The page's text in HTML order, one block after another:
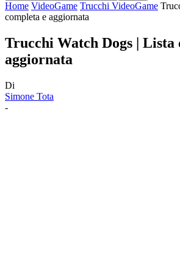
Home VideoGame Trucchi VideoGame
completa e aggiornata
Trucchi Watch Dogs | Lista
aggiornata
Di
Simone Tota
-